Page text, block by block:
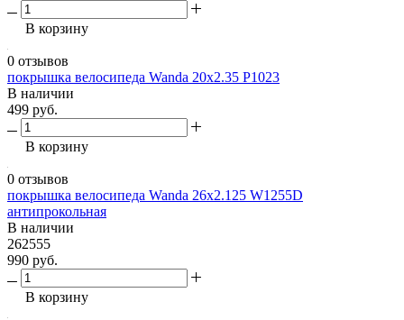
В корзину
0 отзывов
покрышка велосипеда Wanda 20х2.35 P1023
В наличии
499 руб.
В корзину
0 отзывов
покрышка велосипеда Wanda 26х2.125 W1255D
антипрокольная
В наличии
262555
990 руб.
В корзину